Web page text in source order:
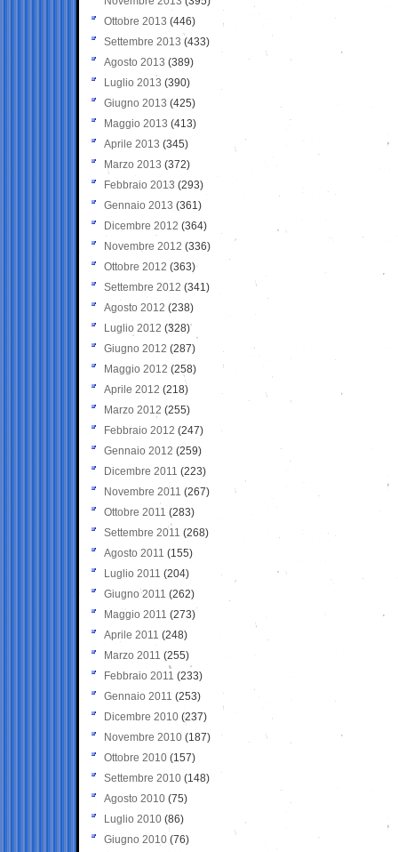
Ottobre 2013 (446)
Settembre 2013 (433)
Agosto 2013 (389)
Luglio 2013 (390)
Giugno 2013 (425)
Maggio 2013 (413)
Aprile 2013 (345)
Marzo 2013 (372)
Febbraio 2013 (293)
Gennaio 2013 (361)
Dicembre 2012 (364)
Novembre 2012 (336)
Ottobre 2012 (363)
Settembre 2012 (341)
Agosto 2012 (238)
Luglio 2012 (328)
Giugno 2012 (287)
Maggio 2012 (258)
Aprile 2012 (218)
Marzo 2012 (255)
Febbraio 2012 (247)
Gennaio 2012 (259)
Dicembre 2011 (223)
Novembre 2011 (267)
Ottobre 2011 (283)
Settembre 2011 (268)
Agosto 2011 (155)
Luglio 2011 (204)
Giugno 2011 (262)
Maggio 2011 (273)
Aprile 2011 (248)
Marzo 2011 (255)
Febbraio 2011 (233)
Gennaio 2011 (253)
Dicembre 2010 (237)
Novembre 2010 (187)
Ottobre 2010 (157)
Settembre 2010 (148)
Agosto 2010 (75)
Luglio 2010 (86)
Giugno 2010 (76)